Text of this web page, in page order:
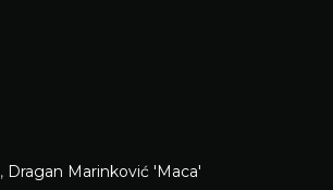
, Dragan Marinković 'Maca'